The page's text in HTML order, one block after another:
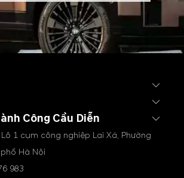
Công Cầu Diễn
1 cụm công nghiệp Lai Xá, Phường
Hà Nội
983